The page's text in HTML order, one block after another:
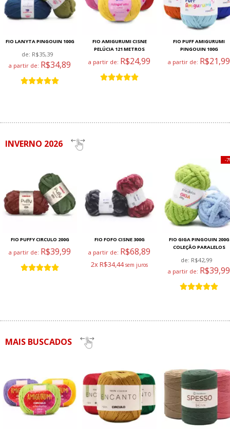
FIO LANYTA PINGOUIN 100G
de: R$35,39
a partir de: R$34,89
FIO AMIGURUMI CISNE
PELÚCIA 121 METROS
a partir de: R$24,99
FIO PUFF AMIGURUMI
PINGOUIN 100G
a partir de: R$21,99
INVERNO 2026
FIO PUFFY CIRCULO 200G
a partir de: R$39,99
FIO FOFO CISNE 300G
a partir de: R$68,89
2x R$34,44
FIO GIGA PINGOUIN 200G
COLEÇÃO PARALELOS
de: R$42,99
a partir de: R$39,99
MAIS BUSCADOS